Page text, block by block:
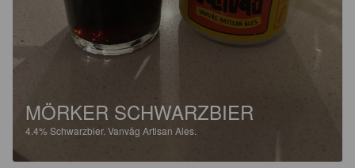
MÖRKER SCHWARZBIER
4.4%Schwarzbier. Vanvåg Artisan Ales.